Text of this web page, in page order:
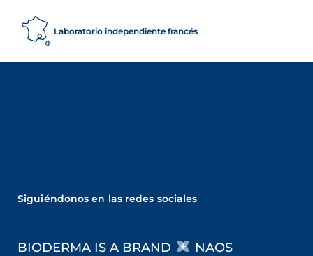
Laboratorio independiente francés
Siguiéndonos en las redes sociales
BIODERMA IS A BRAND NAOS